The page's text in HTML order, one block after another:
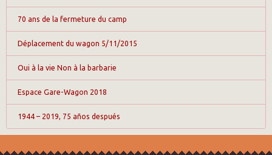
70 ans de la fermeture du camp
Déplacement du wagon 5/11/2015
Oui à la vie Non à la barbarie
Espace Gare-Wagon 2018
1944 – 2019, 75 años después